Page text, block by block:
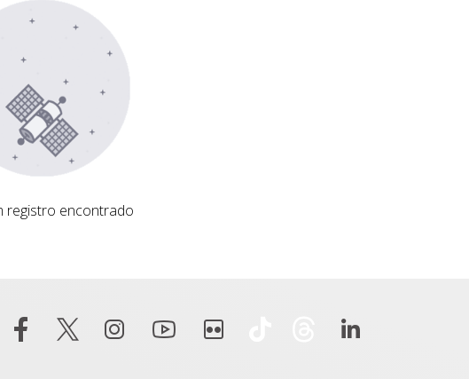
registro encontrado